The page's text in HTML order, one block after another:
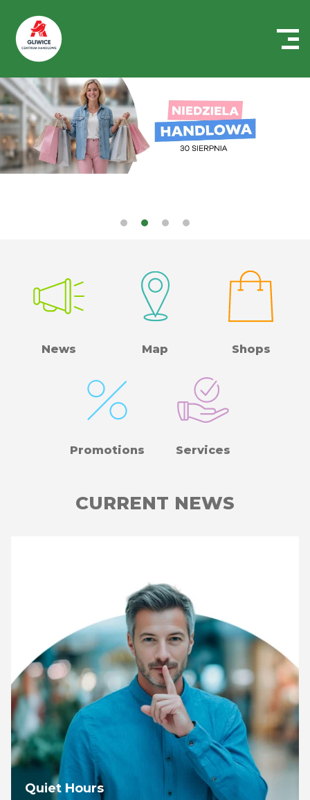
Handlowe
Auchan
Gliwice
News Map Shops
Promotions Services
CURRENT NEWS
Quiet Hours